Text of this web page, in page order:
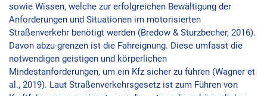
sowie Wissen, welche zur erfolgreichen Bewältigung der
Anforderungen und Situationen im motorisierten
Straßenverkehr benötigt werden (Bredow & Sturzbecher, 2016).
Davon abzu-grenzen ist die Fahreignung. Diese umfasst die
notwendigen geistigen und körperlichen
Mindestanforderungen, um ein Kfz sicher zu führen (Wagner et
al., 2019). Laut Straßenverkehrsgesetz ist zum Führen von